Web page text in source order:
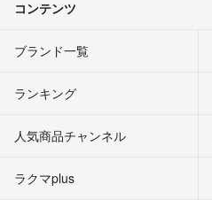
コンテンツ
ブランド一覧
ランキング
人気商品チャンネル
ラクマplus